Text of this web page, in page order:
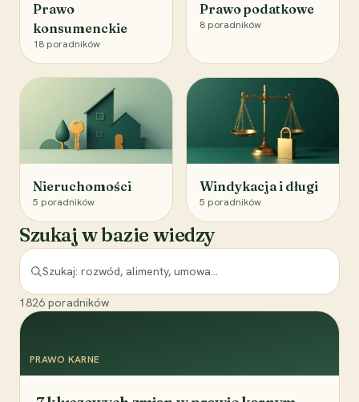
Prawo
konsumenckie
18 poradników
Prawo podatkowe
8 poradników
Nieruchomości
5 poradników
Windykacja i długi
5 poradników
Szukaj w bazie wiedzy
1826 poradników
PRAWO KARNE